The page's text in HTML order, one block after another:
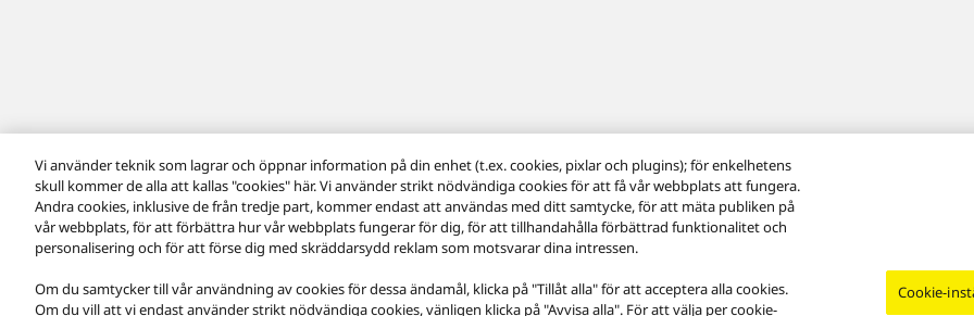
Vi använder teknik som lagrar och öppnar information på din enhet (t.ex. cookies, pixlar och plugins); för enkelhetens
skull kommer de alla att kallas "cookies" här. Vi använder strikt nödvändiga cookies för att få vår webbplats att fungera.
Andra cookies, inklusive de från tredje part, kommer endast att användas med ditt samtycke, för att mäta publiken på
vår webbplats, för att förbättra hur vår webbplats fungerar för dig, för att tillhandahålla förbättrad funktionalitet och
personalisering och för att förse dig med skräddarsydd reklam som motsvarar dina intressen.
Om du samtycker till vår användning av cookies för dessa ändamål, klicka på "Tillåt alla" för att acceptera alla cookies.
Om du vill att vi endast använder strikt nödvändiga cookies, vänligen klicka på "Avvisa alla". För att välja per cookie-
Cookie-